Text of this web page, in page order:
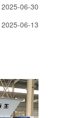
2025-06-30
2025-06-13